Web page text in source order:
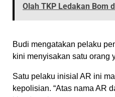
Olah TKP Ledakan Bom
Budi mengatakan pelaku
kini menyisakan satu orang
Satu pelaku inisial AR ini
kepolisian. “Atas nama AR